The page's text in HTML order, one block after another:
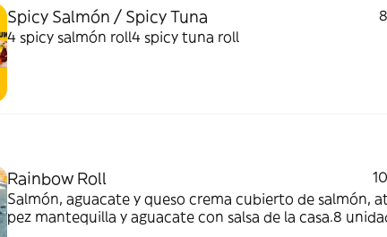
Spicy Salmón / Spicy Tuna
4 spicy salmón roll4 spicy tuna roll
Rainbow Roll
Salmón, aguacate y queso crema cubierto de salmón,
pez mantequilla y aguacate con salsa de la casa.8